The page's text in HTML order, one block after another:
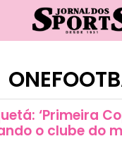
‘Primeira
o clube do